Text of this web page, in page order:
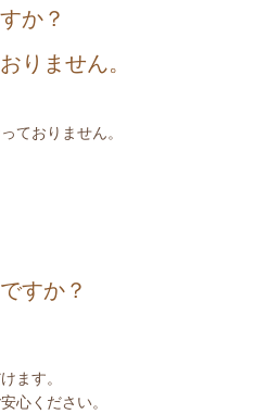
か？
りません。
ておりません。
すか？
ます。
心ください。